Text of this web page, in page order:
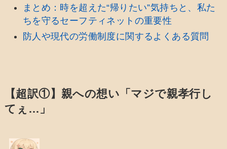
まとめ：時を超えた“帰りたい”気持ちと、私た
ちを守るセーフティネットの重要性
防人や現代の労働制度に関するよくある質問
【超訳①】親への想い「マジで親孝行し
てぇ…」